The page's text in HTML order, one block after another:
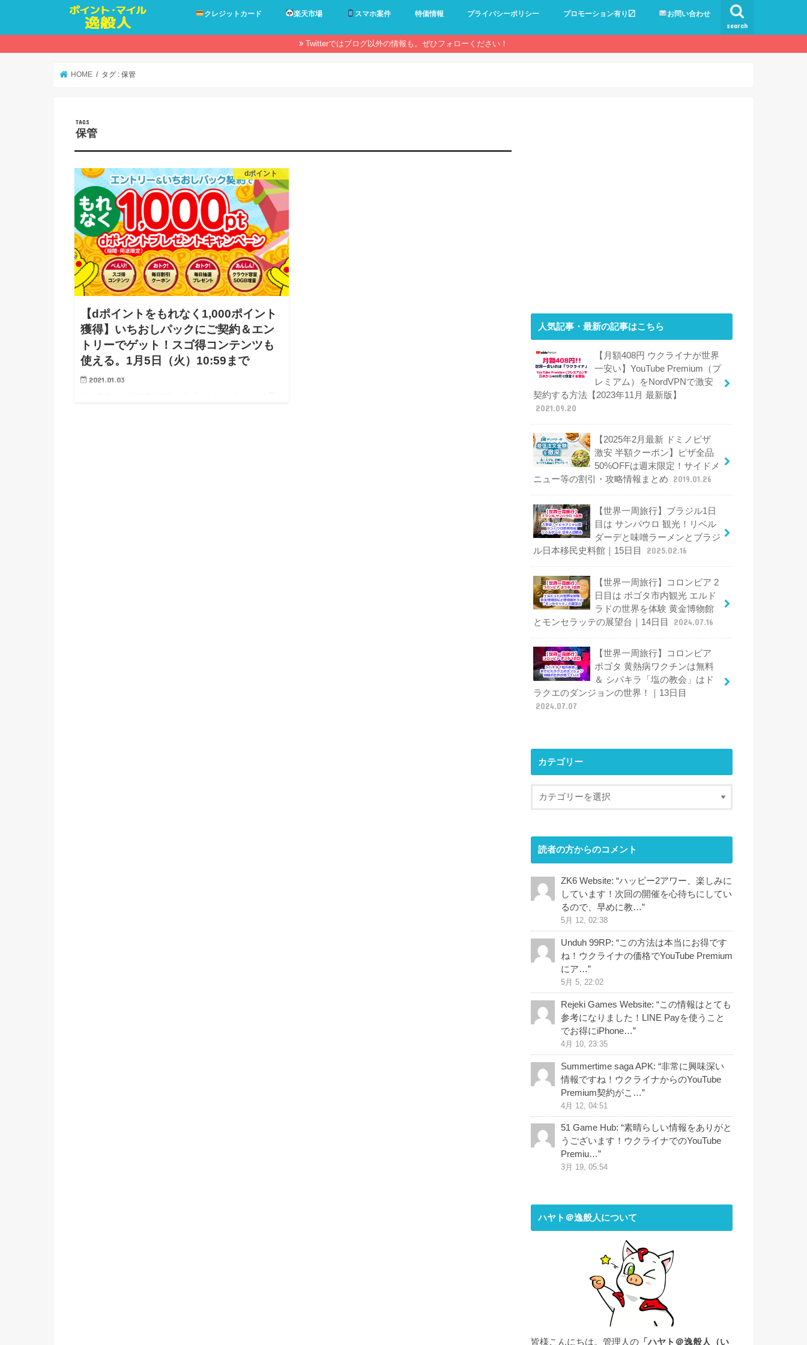
search
クレジットカード 楽天市場 スマホ案件 特価情報 プライバシーポリシー プロモーション有り〼 お問い合わせ
Twitterではブログ以外の情報も。ぜひフォローください！
HOME タグ : 保管
保管
dポイント
【dポイントをもれなく1,000ポイント
獲得】いちおしパックにご契約＆エン
トリーでゲット！スゴ得コンテンツも
使える。1月5日（火）10:59まで
2021.01.03
人気記事・最新の記事はこちら
【月額408円 ウクライナが世界
一安い】YouTube Premium（プ
レミアム）をNordVPNで激安
契約する方法【2023年11月 最新版】
2021.09.20
【2025年2月最新 ドミノピザ
激安 半額クーポン】ピザ全品
50%OFFは週末限定！サイドメ
ニュー等の割引・攻略情報まとめ
2019.01.26
【世界一周旅行】ブラジル1日
目は サンパウロ 観光！リベル
ダーデと味噌ラーメンとブラジ
ル日本移民史料館｜15日目
2025.02.16
【世界一周旅行】コロンビア 2
日目は ボゴタ市内観光 エルド
ラドの世界を体験 黄金博物館
とモンセラッテの展望台｜14日目
2024.07.16
【世界一周旅行】コロンビア
ボゴタ 黄熱病ワクチンは無料
＆ シパキラ「塩の教会」はド
ラクエのダンジョンの世界！｜13日目
2024.07.07
カテゴリー
読者の方からのコメント
ZK6 Website: “ハッピー2アワー、楽しみに
しています！次回の開催を心待ちにしてい
るので、早めに教…”
5月 12, 02:38
Unduh 99RP: “この方法は本当にお得です
ね！ウクライナの価格でYouTube Premium
にア…”
5月 5, 22:02
Rejeki Games Website: “この情報はとても
参考になりました！LINE Payを使うこと
でお得にiPhone…”
4月 10, 23:35
Summertime saga APK: “非常に興味深い
情報ですね！ウクライナからのYouTube
Premium契約がこ…”
4月 12, 04:51
51 Game Hub: “素晴らしい情報をありがと
うございます！ウクライナでのYouTube
Premiu…”
3月 19, 05:54
ハヤト＠逸般人について
皆様こんにちは。管理人の 「ハヤト＠逸般人（い